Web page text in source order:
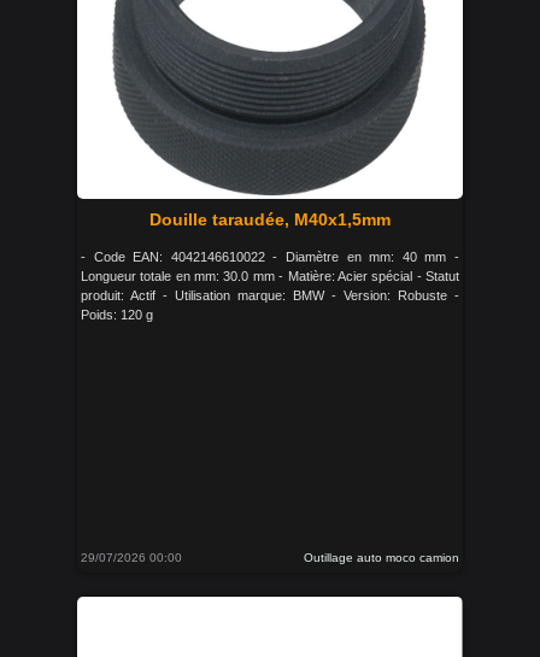
Douille taraudée, M40x1,5mm
- Code EAN: 4042146610022 - Diamètre en mm: 40 mm -
Longueur totale en mm: 30.0 mm - Matière: Acier spécial - Statut
produit: Actif - Utilisation marque: BMW - Version: Robuste -
Poids: 120 g
29/07/2026 00:00 Outillage auto moco camion